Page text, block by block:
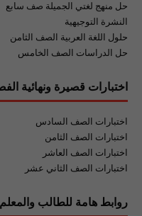
حل منهج لغتي الجميلة صف سابع
النشرة التوجيهية
حلول اللغة العربية الصف الثامن
حل الدراسات الصف الخامس
اختبارات قصيرة ونهائية
اختبارات الصف السادس
اختبارات الصف الثامن
اختبارات الصف العاشر
اختبارات الصف الثاني عشر
روابط هامة للطالب